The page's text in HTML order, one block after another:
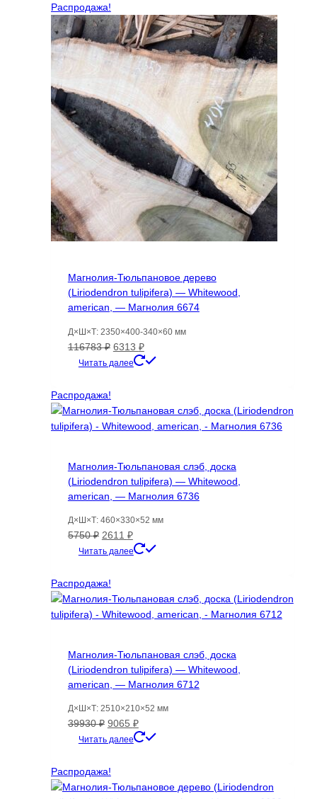
Распродажа!
Магнолия-Тюльпановое дерево
(Liriodendron tulipifera) — Whitewood,
american, — Магнолия 6674
Д×Ш×Т: 2350×400-340×60 мм
116783₽ Первоначальная
цена
6313 ₽Текущая
цена:
Читать далее
Распродажа!
Магнолия-Тюльпановая слэб, доска
(Liriodendron tulipifera) — Whitewood,
american, — Магнолия 6736
Д×Ш×Т: 460×330×52 мм
5750₽ Первоначальная
цена
5750 ₽.
2611 ₽Текущая
цена:
Читать далее
Распродажа!
Магнолия-Тюльпановая слэб, доска
(Liriodendron tulipifera) — Whitewood,
american, — Магнолия 6712
Д×Ш×Т: 2510×210×52 мм
39930₽ Первоначальная
цена
39930 ₽.
9065 ₽Текущая
цена:
Читать далее
Распродажа!